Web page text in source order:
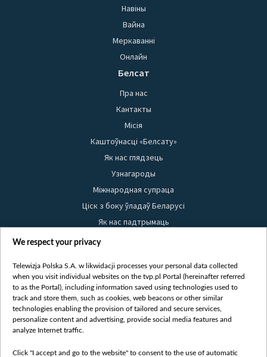
Навіны
Вайна
Меркаванні
Онлайн
Белсат
Пра нас
Кантакты
Місія
Каштоўнасці «Белсату»
Як нас глядзець
Узнагароды
Міжнародная супраца
Ціск з боку ўладаў Беларусі
Як нас падтрымаць
Правілы выкарыстання матэрыялаў
Бяспека
Youtube
Белсат news
Белсат Shorts
Жэстачайшы мульт
We respect your privacy
Telewizja Polska S.A. w likwidacji processes your personal data collected
when you visit individual websites on the tvp.pl Portal (hereinafter referred
to as the Portal), including information saved using technologies used to
track and store them, such as cookies, web beacons or other similar
technologies enabling the provision of tailored and secure services,
personalize content and advertising, provide social media features and
analyze Internet traffic.
Click "I accept and go to the website" to consent to the use of automatic